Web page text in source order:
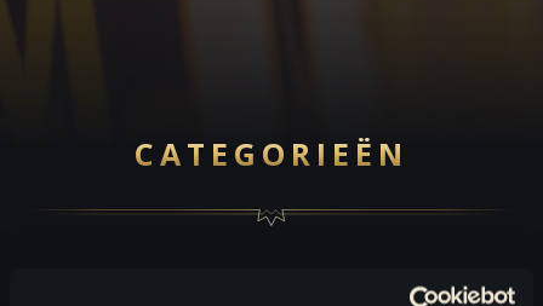
CATEGORIEËN